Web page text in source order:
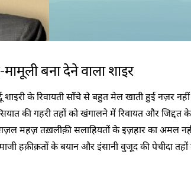
बना देने वाला शाइर
शाइरी के रिवायती साँचे से बहुत मेल खाती हुई नज़र
की गहरी तहों को खंगालने में रिवायत और
महज़ तख़लीक़ी सलाहियतों के इज़हार का अमल नहीं
हक़ीक़तों के बयान और इंसानी वुजूद की पेचीदा